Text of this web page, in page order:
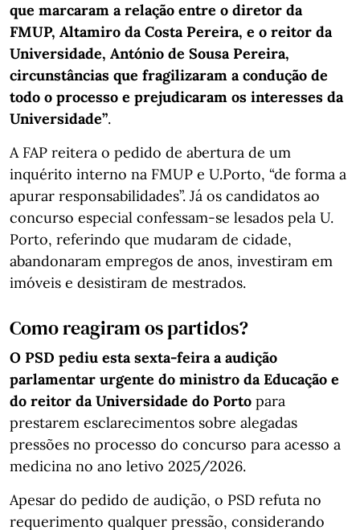
que marcaram a relação entre o diretor da
FMUP, Altamiro da Costa Pereira, e o reitor da
Universidade, António de Sousa Pereira,
circunstâncias que fragilizaram a condução de
todo o processo e prejudicaram os interesses da
Universidade”.
A FAP reitera o pedido de abertura de um
inquérito interno na FMUP e U.Porto, “de forma a
apurar responsabilidades”. Já os candidatos ao
concurso especial confessam-se lesados pela U.
Porto, referindo que mudaram de cidade,
abandonaram empregos de anos, investiram em
imóveis e desistiram de mestrados.
Como reagiram os partidos?
O PSD pediu esta sexta-feira a audição
parlamentar urgente do ministro da Educação e
do reitor da Universidade do Porto para
prestarem esclarecimentos sobre alegadas
pressões no processo do concurso para acesso a
medicina no ano letivo 2025/2026.
Apesar do pedido de audição, o PSD refuta no
requerimento qualquer pressão, considerando